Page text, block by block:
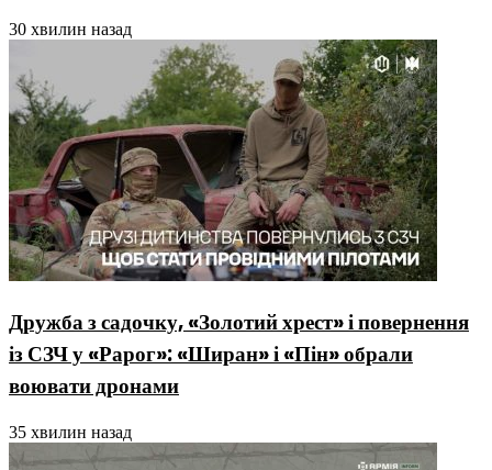
30 хвилин назад
Дружба з садочку, «Золотий хрест» і повернення
із СЗЧ у «Рарог»: «Ширан» і «Пін» обрали
воювати дронами
35 хвилин назад